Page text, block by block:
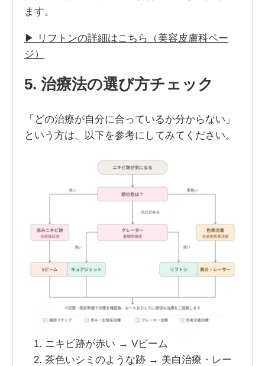
ます。
▶ リフトンの詳細はこちら（美容皮膚科ペー
ジ）
5. 治療法の選び方チェック
「どの治療が自分に合っているか分からない」
という方は、以下を参考にしてみてください。
ニキビ跡が赤い → Vビーム
茶色いシミのような跡 → 美白治療・レー